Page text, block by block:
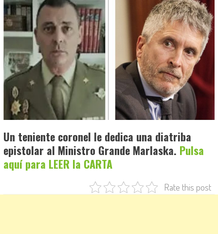
Un teniente coronel le dedica una diatriba
epistolar al Ministro Grande Marlaska. Pulsa
aquí para LEER la CARTA
Rate this post